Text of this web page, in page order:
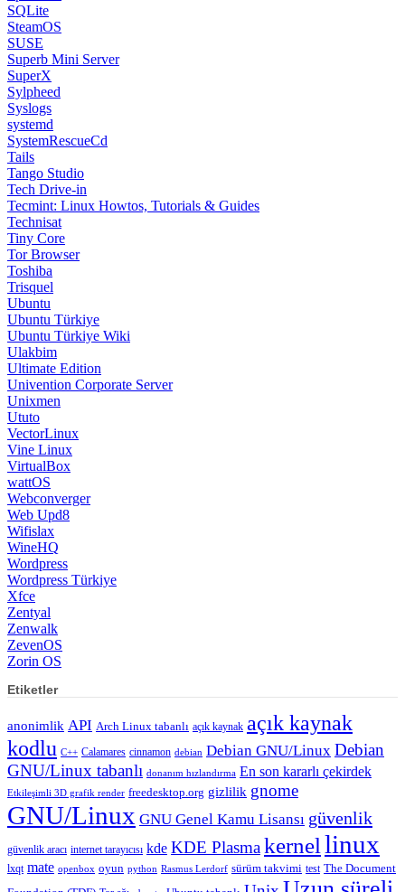
SQLite
SteamOS
SUSE
Superb Mini Server
SuperX
Sylpheed
Syslogs
systemd
SystemRescueCd
Tails
Tango Studio
Tech Drive-in
Tecmint: Linux Howtos, Tutorials & Guides
Technisat
Tiny Core
Tor Browser
Toshiba
Trisquel
Ubuntu
Ubuntu Türkiye
Ubuntu Türkiye Wiki
Ulakbim
Ultimate Edition
Univention Corporate Server
Unixmen
Ututo
VectorLinux
Vine Linux
VirtualBox
wattOS
Webconverger
Web Upd8
Wifislax
WineHQ
Wordpress
Wordpress Türkiye
Xfce
Zentyal
Zenwalk
ZevenOS
Zorin OS
Etiketler
anonimlik API Arch Linux tabanlı açık kaynak açık kaynak
kodlu C++ Calamares cinnamon debian Debian GNU/Linux Debian
GNU/Linux tabanlı donanım hızlandırma En son kararlı çekirdek
Etkileşimli 3D grafik render freedesktop.org gizlilik gnome
GNU/Linux GNU Genel Kamu Lisansı güvenlik
güvenlik aracı internet tarayıcısı kde KDE Plasmakernel linux
lxqt mate openbox oyun python Rasmus Lerdorf sürüm takvimi test The Document